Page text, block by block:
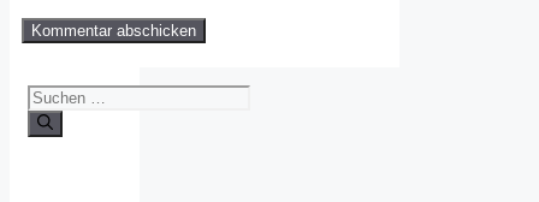
Suchen
nach: